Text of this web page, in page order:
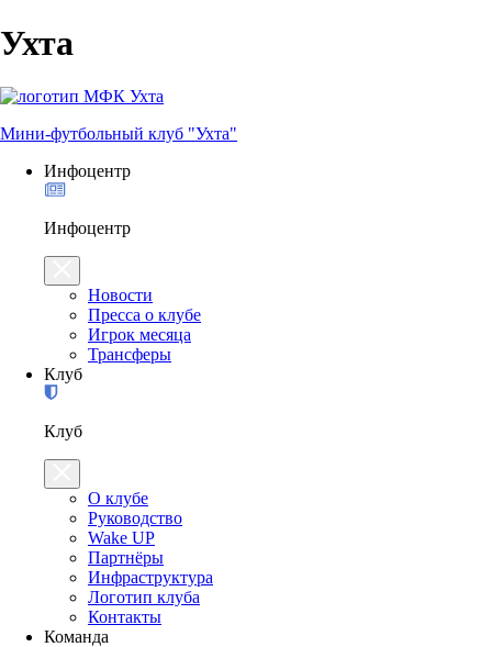
Ухта
Мини-футбольный клуб "Ухта"
Инфоцентр
Инфоцентр
Новости
Пресса о клубе
Игрок месяца
Трансферы
Клуб
Клуб
О клубе
Руководство
Wake UP
Партнёры
Инфраструктура
Логотип клуба
Контакты
Команда